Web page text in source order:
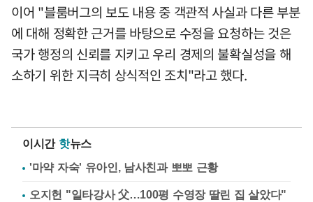
이어 "블룸버그의 보도 내용 중 객관적 사실과 다른 부분
에 대해 정확한 근거를 바탕으로 수정을 요청하는 것은
국가 행정의 신뢰를 지키고 우리 경제의 불확실성을 해
소하기 위한 지극히 상식적인 조치"라고 했다.
이시간 핫뉴스
'마약 자숙' 유아인, 남사친과 뽀뽀 근황
오지헌 "일타강사 父…100평 수영장 딸린 집 살았다"